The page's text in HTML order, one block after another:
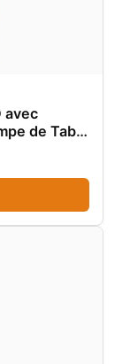
avec
de Table
LCD 2